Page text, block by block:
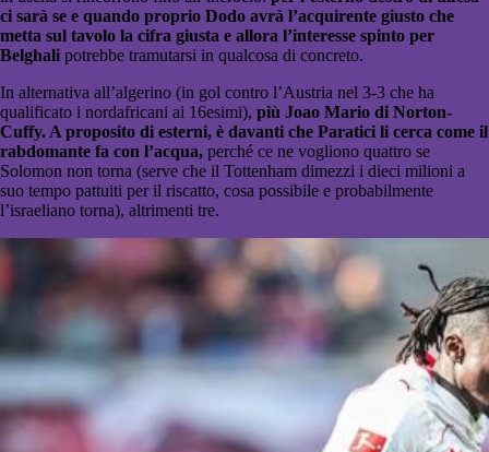
ci sarà se e quando proprio Dodo avrà l’acquirente giusto che
metta sul tavolo la cifra giusta e allora l’interesse spinto per
Belghali potrebbe tramutarsi in qualcosa di concreto.
In alternativa all’algerino (in gol contro l’Austria nel 3-3 che ha
qualificato i nordafricani ai 16esimi), più Joao Mario di Norton-
Cuffy. A proposito di esterni, è davanti che Paratici li cerca come il
rabdomante fa con l’acqua, perché ce ne vogliono quattro se
Solomon non torna (serve che il Tottenham dimezzi i dieci milioni a
suo tempo pattuiti per il riscatto, cosa possibile e probabilmente
l’israeliano torna), altrimenti tre.